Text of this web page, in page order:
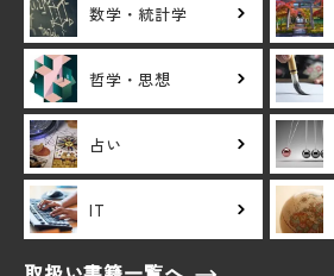
数学・統計学
哲学・思想
占い
IT